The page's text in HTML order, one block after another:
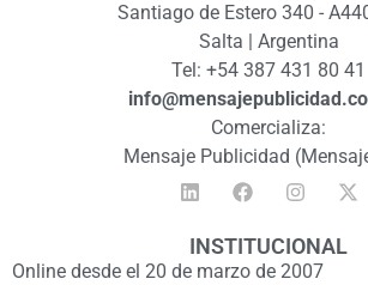
Santiago de Estero 340 -
Salta | Argentina
Tel: +54 387 431 80 41
Comercializa:
Mensaje Publicidad
INSTITUCIONAL
Online desde el 20 de marzo de 2007